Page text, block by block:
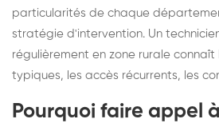
particularités de chaque
stratégie d'intervention. Un
régulièrement en zone rurale
typiques, les accès récurrents, les
Pourquoi faire appel